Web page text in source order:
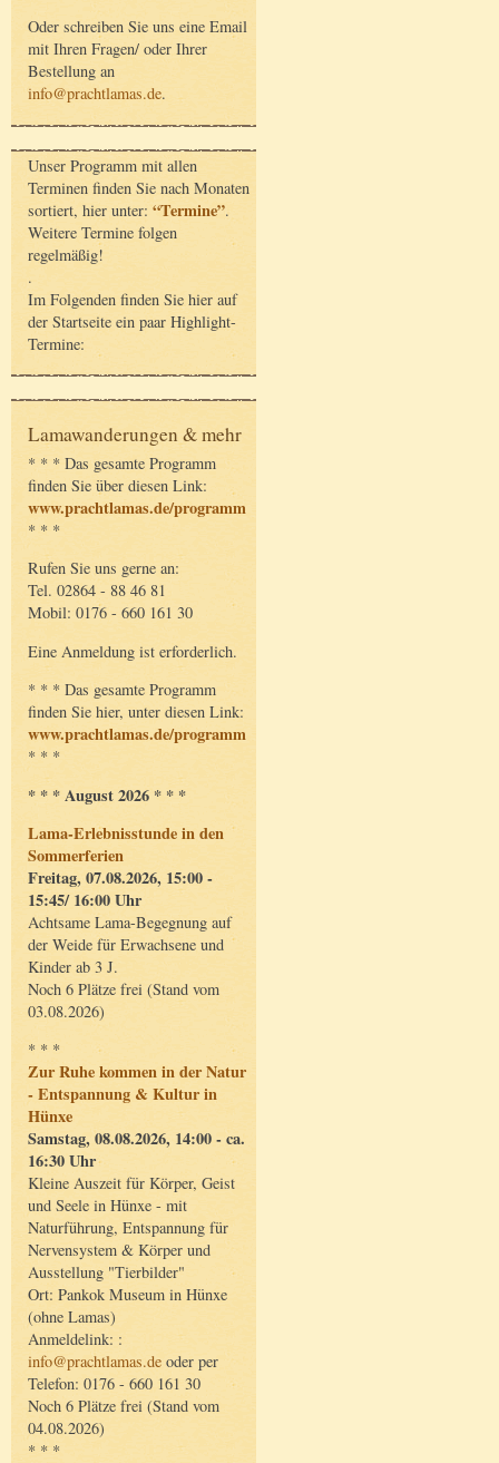
Oder schreiben Sie uns eine Email
mit Ihren Fragen/ oder Ihrer
Bestellung an
info@prachtlamas.de.
Unser Programm mit allen
Terminen finden Sie nach Monaten
sortiert, hier unter: “Termine”.
Weitere Termine folgen
regelmäßig!
.
Im Folgenden finden Sie hier auf
der Startseite ein paar Highlight-
Termine:
Lamawanderungen & mehr
* * * Das gesamte Programm
finden Sie über diesen Link:
www.prachtlamas.de/programm
* * *
Rufen Sie uns gerne an:
Tel. 02864 - 88 46 81
Mobil: 0176 - 660 161 30
Eine Anmeldung ist erforderlich.
* * * Das gesamte Programm
finden Sie hier, unter diesen Link:
www.prachtlamas.de/programm
* * *
* * * August 2026 * * *
Lama-Erlebnisstunde in den
Sommerferien
Freitag, 07.08.2026, 15:00 -
15:45/ 16:00 Uhr
Achtsame Lama-Begegnung auf
der Weide für Erwachsene und
Kinder ab 3 J.
Noch 6 Plätze frei (Stand vom
03.08.2026)
* * *
Zur Ruhe kommen in der Natur
- Entspannung & Kultur in
Hünxe
Samstag, 08.08.2026, 14:00 - ca.
16:30 Uhr
Kleine Auszeit für Körper, Geist
und Seele in Hünxe - mit
Naturführung, Entspannung für
Nervensystem & Körper und
Ausstellung "Tierbilder"
Ort: Pankok Museum in Hünxe
(ohne Lamas)
Anmeldelink: :
info@prachtlamas.de oder per
Telefon: 0176 - 660 161 30
Noch 6 Plätze frei (Stand vom
04.08.2026)
* * *